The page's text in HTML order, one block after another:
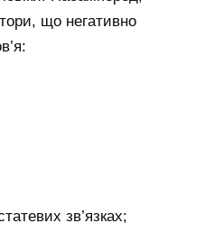
що негативно
зв’язках;